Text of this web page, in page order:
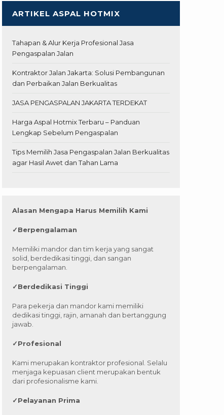
ARTIKEL ASPAL HOTMIX
Tahapan & Alur Kerja Profesional Jasa
Pengaspalan Jalan
Kontraktor Jalan Jakarta: Solusi Pembangunan
dan Perbaikan Jalan Berkualitas
JASA PENGASPALAN JAKARTA TERDEKAT
Harga Aspal Hotmix Terbaru – Panduan
Lengkap Sebelum Pengaspalan
Tips Memilih Jasa Pengaspalan Jalan Berkualitas
agar Hasil Awet dan Tahan Lama
Alasan Mengapa Harus Memilih Kami
✓Berpengalaman
Memiliki mandor dan tim kerja yang sangat
solid, berdedikasi tinggi, dan sangan
berpengalaman.
✓Berdedikasi Tinggi
Para pekerja dan mandor kami memiliki
dedikasi tinggi, rajin, amanah dan bertanggung
jawab.
✓Profesional
Kami merupakan kontraktor profesional. Selalu
menjaga kepuasan client merupakan bentuk
dari profesionalisme kami.
✓Pelayanan Prima